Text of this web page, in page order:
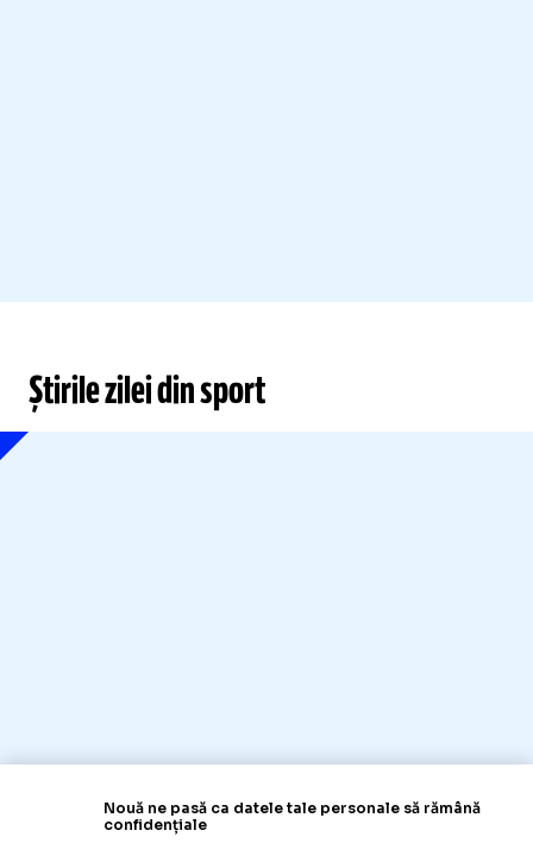
Știrile zilei din sport
Nouă ne pasă ca datele tale personale să rămână
confidențiale